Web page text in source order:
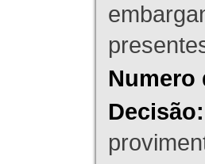
Numero
Decisão: